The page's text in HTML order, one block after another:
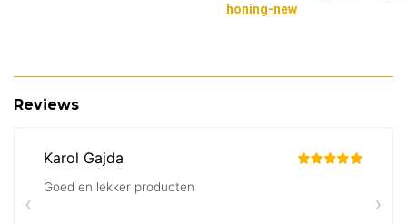
honing-new
Reviews